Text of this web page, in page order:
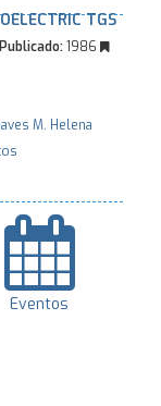
TGS
Publicado:1986
M. Helena
Eventos